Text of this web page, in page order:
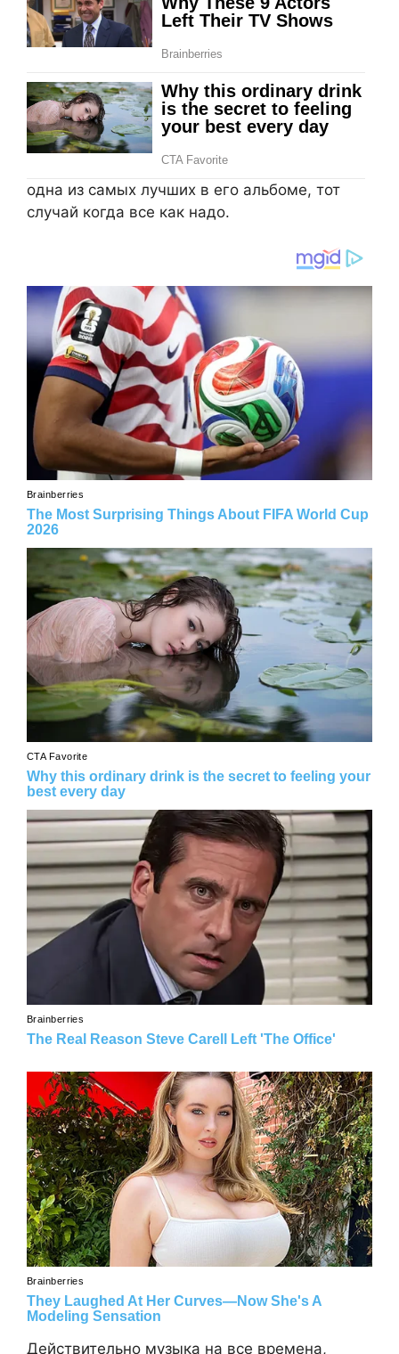
одна из самых лучших в его альбоме, тот
случай когда все как надо.
Действительно музыка на все времена,